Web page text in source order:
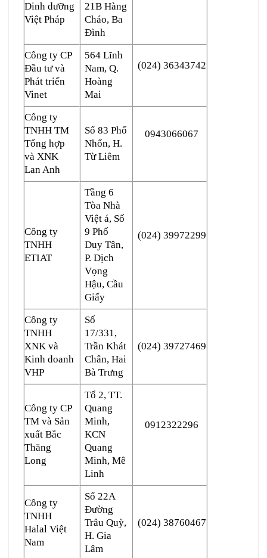
Dinh dưỡng
Việt Pháp
21B Hàng
Cháo, Ba
Đình
Công ty CP
Đầu tư và
Phát triển
Vinet
564 Lĩnh
Nam, Q.
Hoàng
Mai
(024) 36343742
Công ty
TNHH TM
Tổng hợp
và XNK
Lan Anh
Số 83 Phố
Nhổn, H.
Từ Liêm
0943066067
Công ty
TNHH
ETIAT
Tầng 6
Tòa Nhà
Việt á, Số
9 Phố
Duy Tân,
P. Dịch
Vọng
Hậu, Cầu
Giấy
(024) 39972299
Công ty
TNHH
XNK và
Kinh doanh
VHP
Số
17/331,
Trần Khát
Chân, Hai
Bà Trưng
(024) 39727469
Công ty CP
TM và Sản
xuất Bắc
Thăng
Long
Tổ 2, TT.
Quang
Minh,
KCN
Quang
Minh, Mê
Linh
0912322296
Công ty
TNHH
Halal Việt
Nam
Số 22A
Đường
Trâu Quỳ,
H. Gia
Lâm
(024) 38760467